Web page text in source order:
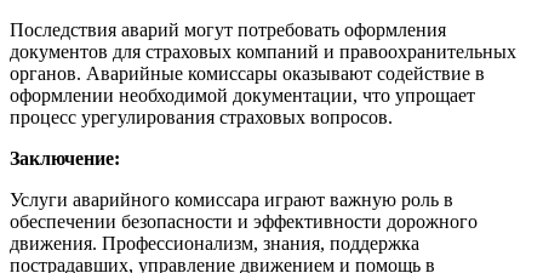
Последствия аварий могут потребовать оформления
документов для страховых компаний и правоохранительных
органов. Аварийные комиссары оказывают содействие в
оформлении необходимой документации, что упрощает
процесс урегулирования страховых вопросов.
Заключение:
Услуги аварийного комиссара играют важную роль в
обеспечении безопасности и эффективности дорожного
движения. Профессионализм, знания, поддержка
пострадавших, управление движением и помощь в